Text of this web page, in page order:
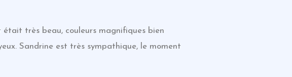
très beau, couleurs magnifiques bien
Sandrine est très sympathique, le moment